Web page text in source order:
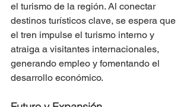
el turismo de la región. Al conectar
destinos turísticos clave, se espera que
el tren impulse el turismo interno y
atraiga a visitantes internacionales,
generando empleo y fomentando el
desarrollo económico.